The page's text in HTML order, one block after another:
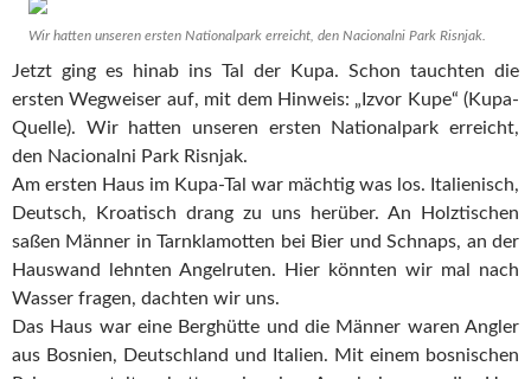
Wir hatten unseren ersten Nationalpark erreicht, den Nacionalni Park Risnjak.
Jetzt ging es hinab ins Tal der Kupa. Schon tauchten die
ersten Wegweiser auf, mit dem Hinweis: „Izvor Kupe“ (Kupa-
Quelle). Wir hatten unseren ersten Nationalpark erreicht,
den Nacionalni Park Risnjak.
Am ersten Haus im Kupa-Tal war mächtig was los. Italienisch,
Deutsch, Kroatisch drang zu uns herüber. An Holztischen
saßen Männer in Tarnklamotten bei Bier und Schnaps, an der
Hauswand lehnten Angelruten. Hier könnten wir mal nach
Wasser fragen, dachten wir uns.
Das Haus war eine Berghütte und die Männer waren Angler
aus Bosnien, Deutschland und Italien. Mit einem bosnischen